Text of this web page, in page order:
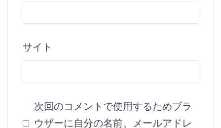
サイト
次回のコメントで使用するためブラ
ウザーに自分の名前、メールアドレ